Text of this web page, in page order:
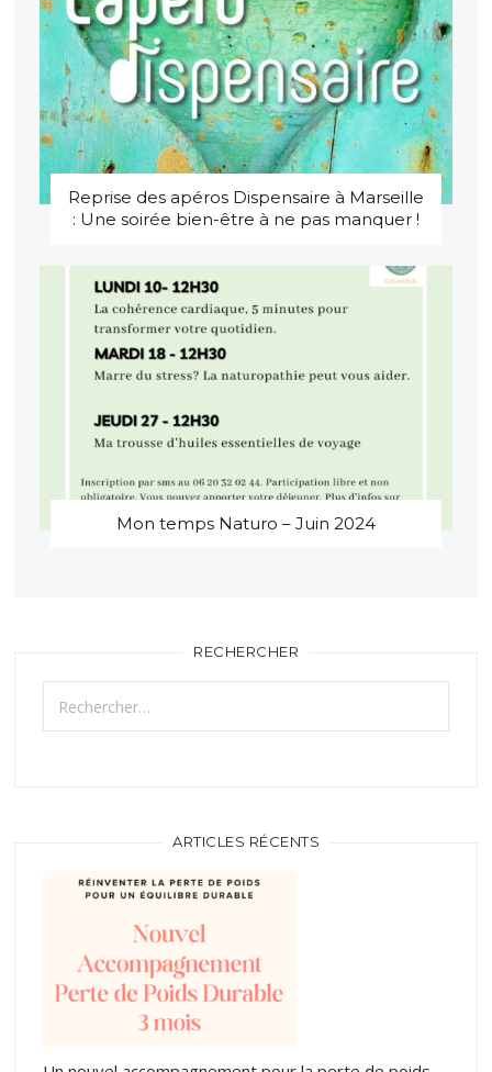
Reprise des apéros Dispensaire à Marseille
: Une soirée bien-être à ne pas manquer !
Mon temps Naturo – Juin 2024
RECHERCHER
Rechercher :
ARTICLES RÉCENTS